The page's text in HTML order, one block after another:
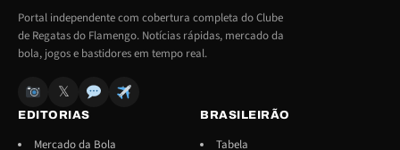
Portal independente com cobertura completa do Clube
de Regatas do Flamengo. Notícias rápidas, mercado da
bola, jogos e bastidores em tempo real.
𝕏
EDITORIAS
Mercado da Bola
BRASILEIRÃO
Tabela